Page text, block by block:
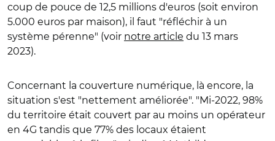
coup de pouce de 12,5 millions d'euros (soit environ
5.000 euros par maison), il faut "réfléchir à un
système pérenne" (voir notre article du 13 mars
2023).
Concernant la couverture numérique, là encore, la
situation s'est "nettement améliorée". "Mi-2022, 98%
du territoire était couvert par au moins un opérateur
en 4G tandis que 77% des locaux étaient